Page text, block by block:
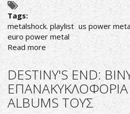
Tags:
metalshock. playlist us power
euro power metal
Read moreabout
METALSHOCK
RADIO
SHOW
2/2/2022
PLAYLIST
DESTINY'S END:
ALBUMS ΤΟΥΣ